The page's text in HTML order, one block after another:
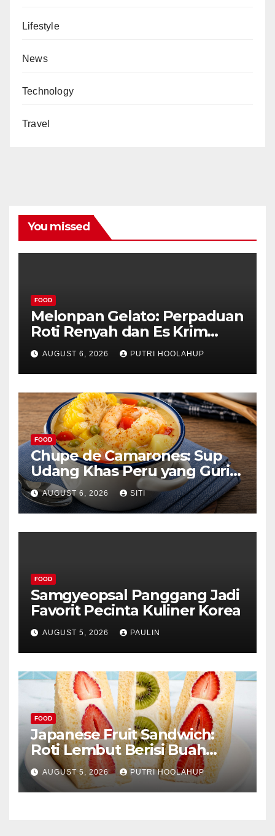
Lifestyle
News
Technology
Travel
You missed
FOOD
Melonpan Gelato: Perpaduan
Roti Renyah dan Es Krim
Lembut yang Menggoda
AUGUST 6, 2026 PUTRI HOOLAHUP
FOOD
Chupe de Camarones: Sup
Udang Khas Peru yang Gurih
Lezat
AUGUST 6, 2026 SITI
FOOD
Samgyeopsal Panggang Jadi
Favorit Pecinta Kuliner Korea
AUGUST 5, 2026 PAULIN
FOOD
Japanese Fruit Sandwich:
Roti Lembut Berisi Buah
Segar yang Memikat Selera
AUGUST 5, 2026 PUTRI HOOLAHUP